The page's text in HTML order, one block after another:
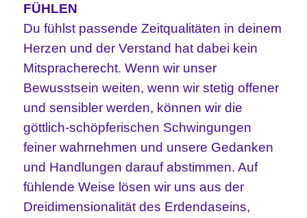
FÜHLEN
Du fühlst passende Zeitqualitäten in deinem
Herzen und der Verstand hat dabei kein
Mitspracherecht.Wenn wir unser
Bewusstsein weiten, wenn wir stetig offener
und sensibler werden, können wir die
göttlich-schöpferischen Schwingungen
feiner wahrnehmen und unsere Gedanken
und Handlungen darauf abstimmen.Auf
fühlende Weise lösen wir uns aus der
Dreidimensionalität des Erdendaseins,